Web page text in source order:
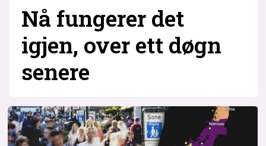
Nå fungerer det
igjen, over ett døgn
senere